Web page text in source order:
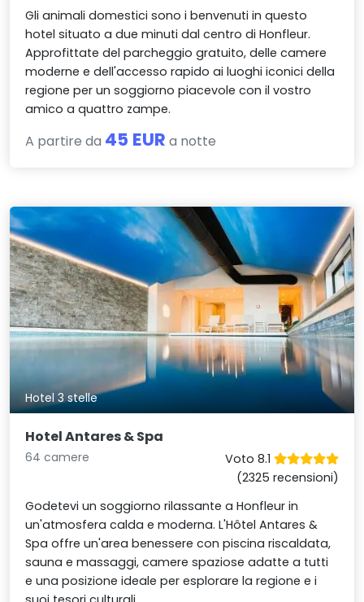
Gli animali domestici sono i benvenuti in questo
hotel situato a due minuti dal centro di Honfleur.
Approfittate del parcheggio gratuito, delle camere
moderne e dell'accesso rapido ai luoghi iconici della
regione per un soggiorno piacevole con il vostro
amico a quattro zampe.
A partire da 45 EUR a notte
Hotel 3 stelle
Hotel Antares & Spa
64 camere
Voto 8.1
(2325 recensioni)
Godetevi un soggiorno rilassante a Honfleur in
un'atmosfera calda e moderna. L'Hôtel Antares &
Spa offre un'area benessere con piscina riscaldata,
sauna e massaggi, camere spaziose adatte a tutti
e una posizione ideale per esplorare la regione e i